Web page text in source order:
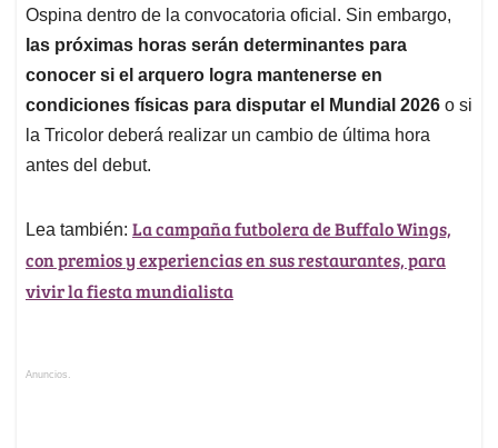
Ospina dentro de la convocatoria oficial. Sin embargo,
las próximas horas serán determinantes para
conocer si el arquero logra mantenerse en
condiciones físicas para disputar el Mundial 2026 o si
la Tricolor deberá realizar un cambio de última hora
antes del debut.
Lea también: La campaña futbolera de Buffalo Wings,
con premios y experiencias en sus restaurantes, para
vivir la fiesta mundialista
Anuncios.